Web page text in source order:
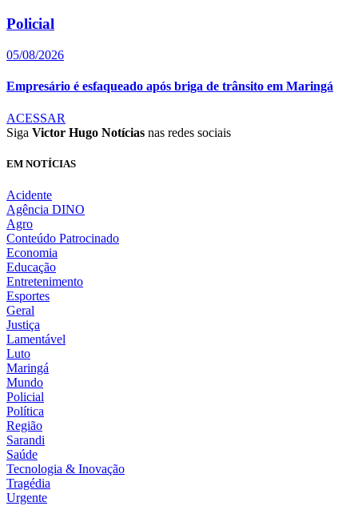
Policial
05/08/2026
Empresário é esfaqueado após briga de trânsito em Maringá
ACESSAR
Siga Victor Hugo Notícias nas redes sociais
EM NOTÍCIAS
Acidente
Agência DINO
Agro
Conteúdo Patrocinado
Economia
Educação
Entretenimento
Esportes
Geral
Justiça
Lamentável
Luto
Maringá
Mundo
Policial
Política
Região
Sarandi
Saúde
Tecnologia & Inovação
Tragédia
Urgente